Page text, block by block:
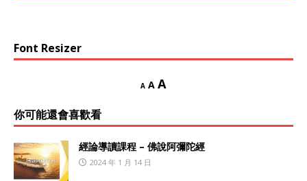
Font Resizer
A A A
你可能還會喜歡看
經論導讀課程 – 佛說阿彌陀經
2024 年 1 月 14 日